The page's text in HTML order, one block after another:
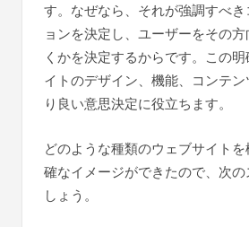
す。なぜなら、それが強調すべ
ョンを決定し、ユーザーをその
くかを決定するからです。この
イトのデザイン、機能、コンテ
り良い意思決定に役立ちます。
どのような種類のウェブサイト
確なイメージができたので、次
しょう。